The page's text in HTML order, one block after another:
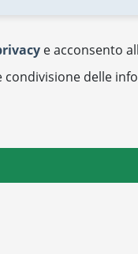
e acconsento
condivisione delle